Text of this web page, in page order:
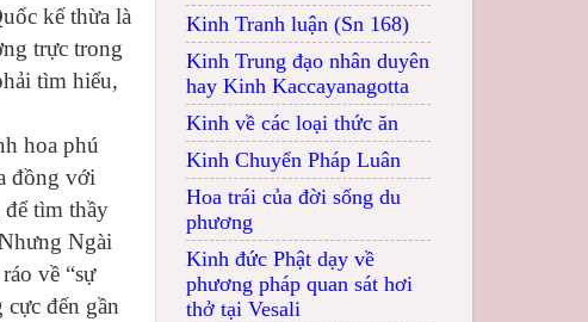
kế thừa là
trực trong
tìm hiểu,
hoa phú
đồng với
tìm thầy
Ngài
về “sự
đến gần
Kinh Tranh luận (Sn 168)
Kinh Trung đạo nhân duyên
hay Kinh Kaccayanagotta
Kinh về các loại thức ăn
Kinh Chuyển Pháp Luân
Hoa trái của đời sống du
phương
Kinh đức Phật dạy về
phương pháp quan sát hơi
thở tại Vesali